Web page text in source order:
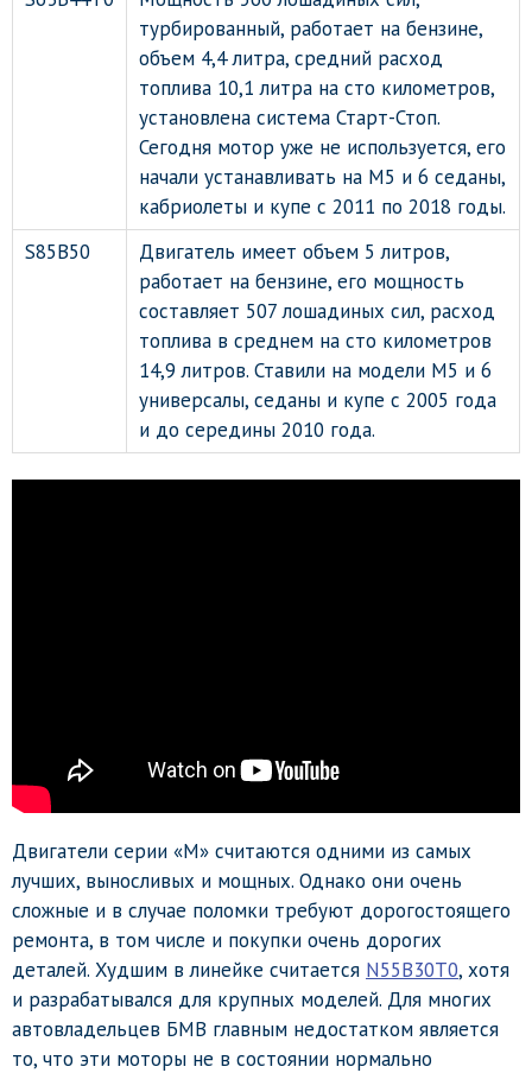
турбированный, работает на бензине,
объем 4,4 литра, средний расход
топлива 10,1 литра на сто километров,
установлена система Старт-Стоп.
Сегодня мотор уже не используется, его
начали устанавливать на М5 и 6 седаны,
кабриолеты и купе с 2011 по 2018 годы.
S85B50
Двигатель имеет объем 5 литров,
работает на бензине, его мощность
составляет 507 лошадиных сил, расход
топлива в среднем на сто километров
14,9 литров. Ставили на модели М5 и 6
универсалы, седаны и купе с 2005 года
и до середины 2010 года.
Двигатели серии «М» считаются одними из самых
лучших, выносливых и мощных. Однако они очень
сложные и в случае поломки требуют дорогостоящего
ремонта, в том числе и покупки очень дорогих
деталей. Худшим в линейке считается N55B30T0, хотя
и разрабатывался для крупных моделей. Для многих
автовладельцев БМВ главным недостатком является
то, что эти моторы не в состоянии нормально